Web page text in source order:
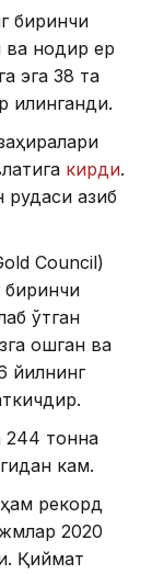
биринчи
ва нодир ер
эга 38 та
қилинганди.
кирди.
қазиб
Council)
биринчи
ўтган
ошган ва
йилнинг
244 тонна
кам.
рекорд
2020
Қиймат